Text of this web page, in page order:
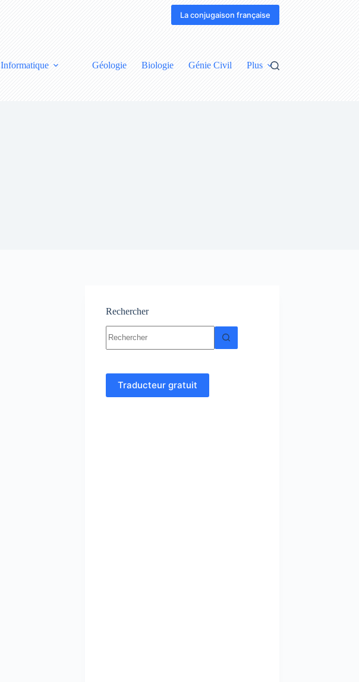
La conjugaison française
Informatique Géologie Biologie Génie Civil Plus
Rechercher
résultat
Traducteur gratuit